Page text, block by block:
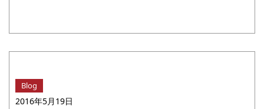
Blog
2016年5月19日